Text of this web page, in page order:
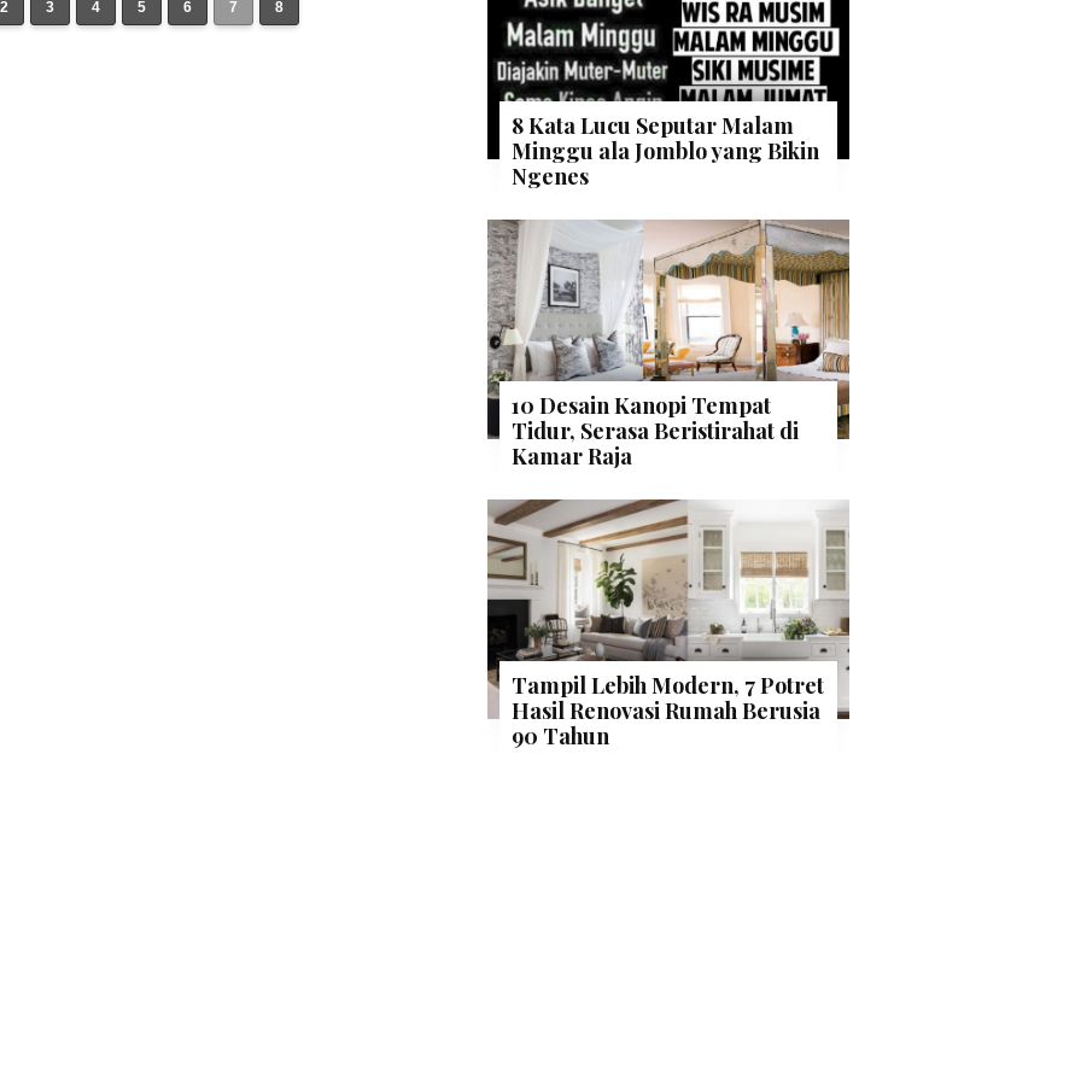
2 3 4 5 6 7 8
8 Kata Lucu Seputar Malam
Minggu ala Jomblo yang Bikin
Ngenes
10 Desain Kanopi Tempat
Tidur, Serasa Beristirahat di
Kamar Raja
Tampil Lebih Modern, 7 Potret
Hasil Renovasi Rumah Berusia
90 Tahun